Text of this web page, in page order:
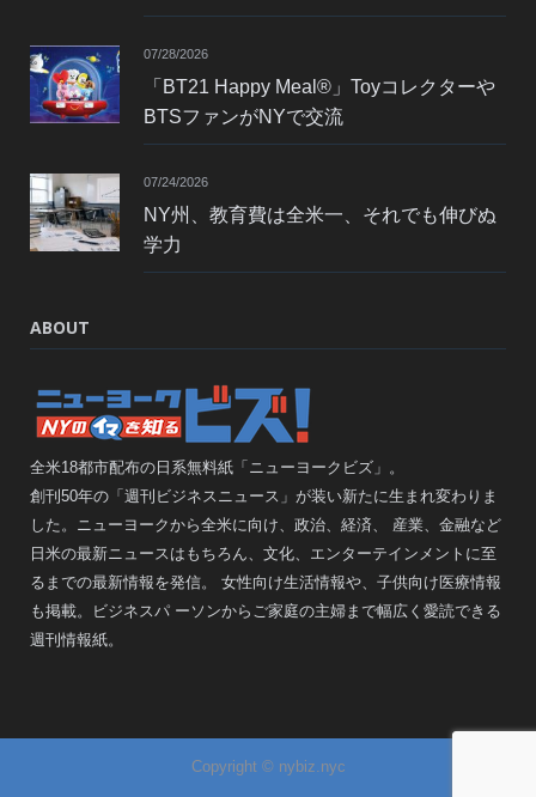
07/28/2026
「BT21 Happy Meal®」Toyコレクターや
BTSファンがNYで交流
07/24/2026
NY州、教育費は全米一、それでも伸びぬ
学力
ABOUT
全米18都市配布の日系無料紙「ニューヨークビズ」。
創刊50年の「週刊ビジネスニュース」が装い新たに生まれ変わりま
した。ニューヨークから全米に向け、政治、経済、 産業、金融など
日米の最新ニュースはもちろん、文化、エンターテインメントに至
るまでの最新情報を発信。 女性向け生活情報や、子供向け医療情報
も掲載。ビジネスパ ーソンからご家庭の主婦まで幅広く愛読できる
週刊情報紙。
Copyright © nybiz.nyc